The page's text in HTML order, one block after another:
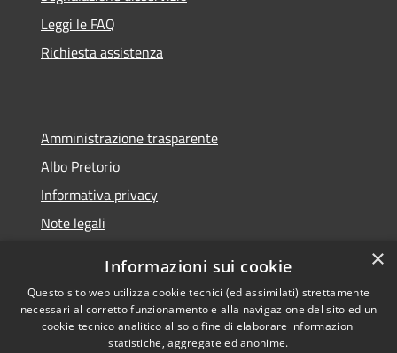
Leggi le FAQ
Richiesta assistenza
Amministrazione trasparente
Albo Pretorio
Informativa privacy
Note legali
Whisteblowing
×
Informazioni sui cookie
Questo sito web utilizza cookie tecnici (ed assimilati) strettamente
necessari al corretto funzionamento e alla navigazione del sito ed un
cookie tecnico analitico al solo fine di elaborare informazioni
statistiche, aggregate ed anonime.